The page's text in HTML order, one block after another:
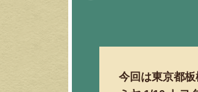
今回は東京都